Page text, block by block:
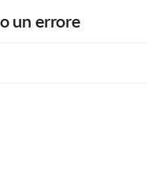
un errore